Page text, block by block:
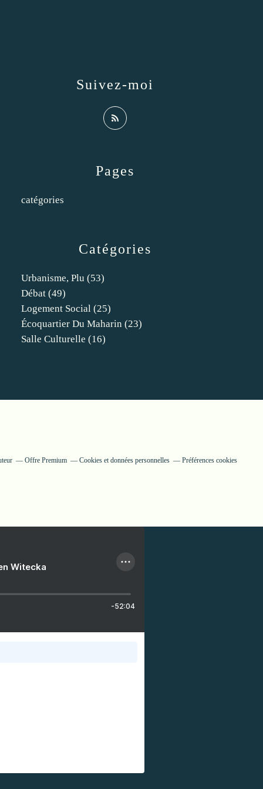
Catégories
Urbanisme, Plu (53)
Débat (49)
Logement Social (25)
Écoquartier Du Maharin (23)
Salle Culturelle (16)
Pages
catégories
Suivez-moi
Offre Premium Cookies et données personnelles Préférences cookies
Witecka
-52:04